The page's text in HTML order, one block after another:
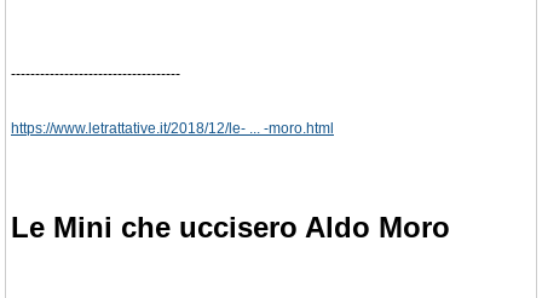
-----------------------------------
https://www.letrattative.it/2018/12/le- ... -moro.html
Le Mini che uccisero Aldo Moro